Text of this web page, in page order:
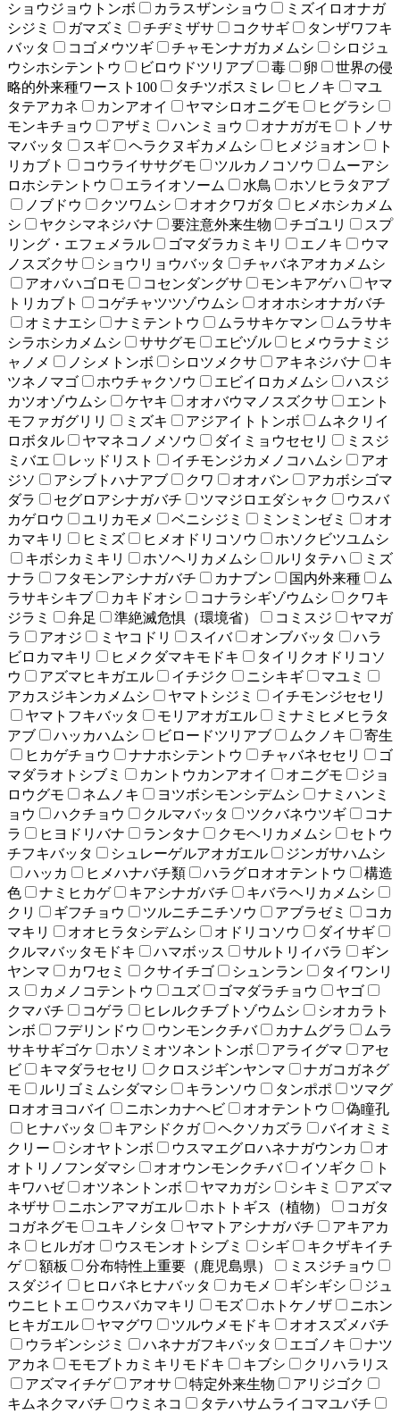
ショウジョウトンボ
カラスザンショウ
ミズイロオナガ
シジミ
ガマズミ チヂミザサ コクサギ
タンザワフキ
バッタ
コゴメウツギ チャモンナガカメムシ
シロジュ
ウシホシテントウ
ビロウドツリアブ 毒 卵
世界の侵
略的外来種ワースト100
タチツボスミレ ヒノキ
マユ
タテアカネ
カンアオイ ヤマシロオニグモ
ヒグラシ
モンキチョウ
アザミ ハンミョウ オナガガモ
トノサ
マバッタ
スギ ヘラクヌギカメムシ ヒメジョオン
ト
リカブト
コウライササグモ ツルカノコソウ
ムーアシ
ロホシテントウ
エライオソーム 水鳥
ホソヒラタアブ
ノブドウ
クツワムシ オオクワガタ
ヒメホシカメム
シ
ヤクシマネジバナ 要注意外来生物 チゴユリ
スプ
リング・エフェメラル
ゴマダラカミキリ エノキ
ウマ
ノスズクサ
ショウリョウバッタ
チャバネアオカメムシ
アオバハゴロモ
コセンダングサ モンキアゲハ
ヤマ
トリカブト
コゲチャツツゾウムシ
オオホシオナガバチ
オミナエシ
ナミテントウ ムラサキケマン
ムラサキ
シラホシカメムシ
ササグモ エビヅル
ヒメウラナミジ
ャノメ
ノシメトンボ シロツメクサ アキネジバナ
キ
ツネノマゴ
ホウチャクソウ エビイロカメムシ
ハスジ
カツオゾウムシ
ケヤキ オオバウマノスズクサ
エント
モファガグリリ
ミズキ アジアイトトンボ
ムネクリイ
ロボタル
ヤマネコノメソウ ダイミョウセセリ
ミスジ
ミバエ
レッドリスト イチモンジカメノコハムシ
アオ
ジソ
アシブトハナアブ クワ オオバン
アカボシゴマ
ダラ
セグロアシナガバチ ツマジロエダシャク
ウスバ
カゲロウ
ユリカモメ ベニシジミ ミンミンゼミ
オオ
カマキリ
ヒミズ ヒメオドリコソウ
ホソクビツユムシ
キボシカミキリ
ホソヘリカメムシ ルリタテハ
ミズ
ナラ
フタモンアシナガバチ カナブン 国内外来種
ム
ラサキシキブ
カキドオシ コナラシギゾウムシ
クワキ
ジラミ
弁足 準絶滅危惧（環境省） コミスジ
ヤマガ
ラ
アオジ ミヤコドリ スイバ オンブバッタ
ハラ
ビロカマキリ
ヒメクダマキモドキ
タイリクオドリコソ
ウ
アズマヒキガエル イチジク ニシキギ
マユミ
アカスジキンカメムシ
ヤマトシジミ
イチモンジセセリ
ヤマトフキバッタ
モリアオガエル
ミナミヒメヒラタ
アブ
ハッカハムシ ビロードツリアブ ムクノキ
寄生
ヒカゲチョウ
ナナホシテントウ チャバネセセリ
ゴ
マダラオトシブミ
カントウカンアオイ オニグモ
ジョ
ロウグモ
ネムノキ ヨツボシモンシデムシ
ナミハンミ
ョウ
ハクチョウ クルマバッタ ツクバネウツギ
コナ
ラ
ヒヨドリバナ ランタナ クモヘリカメムシ
セトウ
チフキバッタ
シュレーゲルアオガエル
ジンガサハムシ
ハッカ
ヒメハナバチ類 ハラグロオオテントウ
構造
色
ナミヒカゲ キアシナガバチ
キバラヘリカメムシ
クリ
ギフチョウ ツルニチニチソウ アブラゼミ
コカ
マキリ
オオヒラタシデムシ オドリコソウ
ダイサギ
クルマバッタモドキ
ハマボッス サルトリイバラ
ギン
ヤンマ
カワセミ クサイチゴ シュンラン
タイワンリ
ス
カメノコテントウ ユズ ゴマダラチョウ
ヤゴ
クマバチ
コゲラ ヒレルクチブトゾウムシ
シオカラト
ンボ
フデリンドウ ウンモンクチバ カナムグラ
ムラ
サキサギゴケ
ホソミオツネントンボ アライグマ
アセ
ビ
キマダラセセリ クロスジギンヤンマ
ナガコガネグ
モ
ルリゴミムシダマシ キランソウ タンポポ
ツマグ
ロオオヨコバイ
ニホンカナヘビ オオテントウ
偽瞳孔
ヒナバッタ
キアシドクガ ヘクソカズラ
バイオミミ
クリー
シオヤトンボ ウスマエグロハネナガウンカ
オ
オトリノフンダマシ
オオウンモンクチバ イソギク
ト
キワハゼ
オツネントンボ ヤマカガシ シキミ
アズマ
ネザサ
ニホンアマガエル ホトトギス（植物）
コガタ
コガネグモ
ユキノシタ ヤマトアシナガバチ
アキアカ
ネ
ヒルガオ ウスモンオトシブミ シギ
キクザキイチ
ゲ
額板 分布特性上重要（鹿児島県）
ミスジチョウ
スダジイ
ヒロバネヒナバッタ カモメ ギシギシ
ジュ
ウニヒトエ
ウスバカマキリ モズ ホトケノザ
ニホン
ヒキガエル
ヤマグワ ツルウメモドキ
オオスズメバチ
ウラギンシジミ
ハネナガフキバッタ エゴノキ
ナツ
アカネ
モモブトカミキリモドキ キブシ
クリハラリス
アズマイチゲ
アオサ 特定外来生物
アリジゴク
キムネクマバチ
ウミネコ タテハサムライコマユバチ